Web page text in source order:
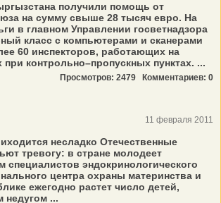
получили помощь от
на сумму свыше 28 тысяч евро. На
в главном Управлении госветнадзора
класс с компьютерами и сканерами
60 инспекторов, работающих на
при контрольно–пропускных пунктах. ...
Просмотров: 2479 Комментариев: 0
11 февраля 2011
несладко Отечественные
тревогу: в стране молодеет
специалистов эндокринологического
центра охраны материнства и
ежегодно растет число детей,
недугом ...